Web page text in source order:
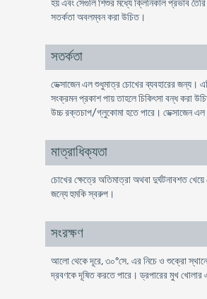
হয় এবং সেগুলি শিশুর মধ্যে ক্লিনিকাল প্রভাব
সতর্কতা অবলম্বন করা উচিত।
সতর্কতা
ডেক্সাজেন এল শুধুমাত্র চোখের ব্যবহারের জন্য।
সংক্রমন প্রকাশ পায় তাহলে চিকিৎসা বন্ধ করা
উচ্চ রক্তচাপ/গ্লুকোমা হতে পারে। ডেক্সাজেন এল
মাত্রাধিক্যতা
চোখের ক্ষেত্রে অতিমাত্রা অথবা দুর্ঘটনাবশত
জন্যে হুমকি স্বরুপ।
সংরক্ষণ
আলো থেকে দূরে, ৩০°সে. এর নিচে ও শুক্রো স্থানে
দ্রবণকে দূষিত করতে পারে। ড্রপারের মুখ খোলার